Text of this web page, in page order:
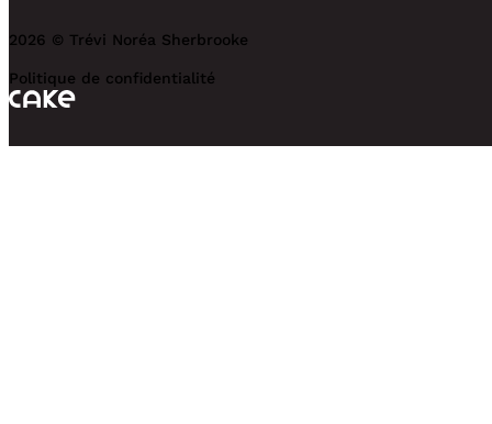
Politique de confidentialité
2026 © Trévi Noréa Sherbrooke